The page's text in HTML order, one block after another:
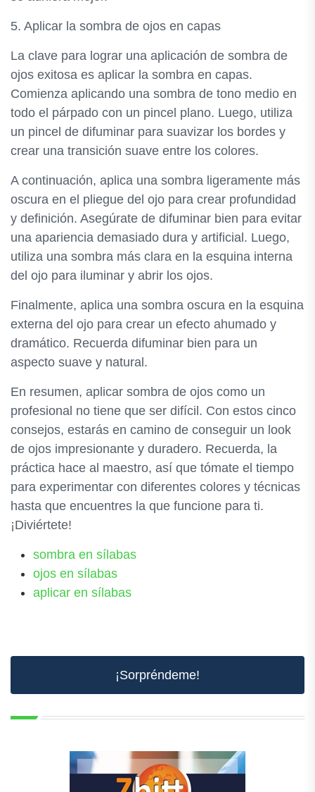
5. Aplicar la sombra de ojos en capas
La clave para lograr una aplicación de sombra de
ojos exitosa es aplicar la sombra en capas.
Comienza aplicando una sombra de tono medio en
todo el párpado con un pincel plano. Luego, utiliza
un pincel de difuminar para suavizar los bordes y
crear una transición suave entre los colores.
A continuación, aplica una sombra ligeramente más
oscura en el pliegue del ojo para crear profundidad
y definición. Asegúrate de difuminar bien para evitar
una apariencia demasiado dura y artificial. Luego,
utiliza una sombra más clara en la esquina interna
del ojo para iluminar y abrir los ojos.
Finalmente, aplica una sombra oscura en la esquina
externa del ojo para crear un efecto ahumado y
dramático. Recuerda difuminar bien para un
aspecto suave y natural.
En resumen, aplicar sombra de ojos como un
profesional no tiene que ser difícil. Con estos cinco
consejos, estarás en camino de conseguir un look
de ojos impresionante y duradero. Recuerda, la
práctica hace al maestro, así que tómate el tiempo
para experimentar con diferentes colores y técnicas
hasta que encuentres la que funcione para ti.
¡Diviértete!
sombra en sílabas
ojos en sílabas
aplicar en sílabas
¡Sorpréndeme!